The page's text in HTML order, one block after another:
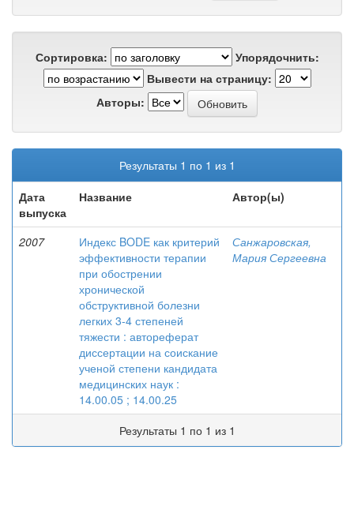
Сортировка:
Упорядочнить:
Вывести на страницу:
Авторы:
Результаты 1 по 1 из 1
Дата
выпуска
Название Автор(ы)
2007
Индекс BODE как критерий
эффективности терапии
при обострении
хронической
обструктивной болезни
легких 3-4 степеней
тяжести : автореферат
диссертации на соискание
ученой степени кандидата
медицинских наук :
14.00.05 ; 14.00.25
Санжаровская,
Мария Сергеевна
Результаты 1 по 1 из 1